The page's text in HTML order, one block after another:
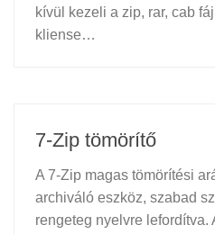
kívül kezeli a zip, rar, cab
kliense…
7-Zip tömörítő
A 7-Zip magas tömörítési
archiváló eszköz, szabad
rengeteg nyelvre lefordítva.